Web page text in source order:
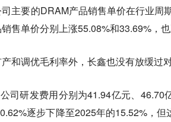
主要的DRAM产品销售单价在行业周
售单价分别上涨55.08%和33.69%，
和调优毛利率外，长鑫也没有放缓过
司研发费用分别为41.94亿元、46.70
逐步下降至2025年的15.52%，